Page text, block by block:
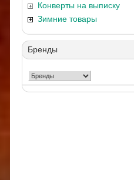
Конверты на выписку
Зимние товары
Бренды